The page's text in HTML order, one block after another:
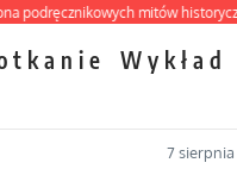
mitów historycznych
Wykład
7